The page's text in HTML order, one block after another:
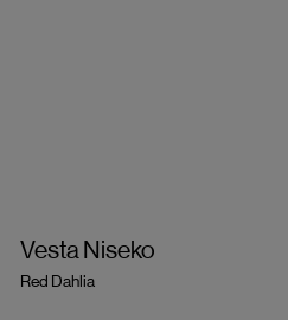
Vesta Niseko
Red Dahlia